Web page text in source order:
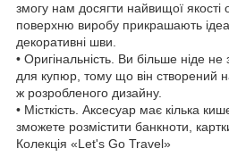
змогу нам досягти найвищої
поверхню виробу прикрашають
декоративні шви.
• Оригінальність. Ви більше ніде
для купюр, тому що він створений
ж розробленого дизайну.
• Місткість. Аксесуар має кілька
зможете розмістити банкноти,
Колекція «Let's Go Travel»